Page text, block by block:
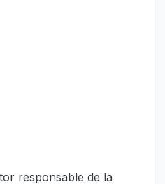
responsable de la